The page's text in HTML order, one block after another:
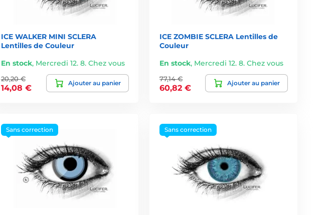
ICE WALKER MINI SCLERA
Lentilles de Couleur
En stock, Mercredi 12. 8. Chez vous
20,20 €
14,08 €
Ajouter au panier
ICE ZOMBIE SCLERA Lentilles de
Couleur
En stock, Mercredi 12. 8. Chez vous
77,14 €
60,82 €
Ajouter au panier
Sans correction Sans correction